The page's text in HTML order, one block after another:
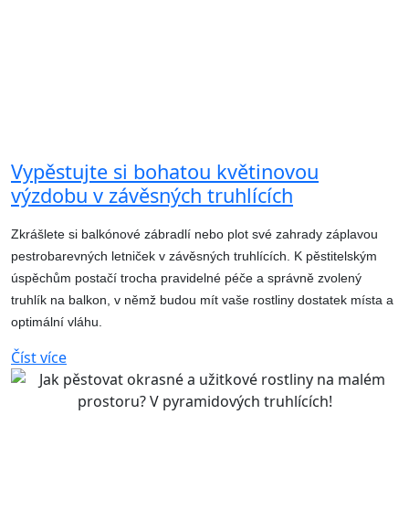
Vypěstujte si bohatou květinovou
výzdobu v závěsných truhlících
Zkrášlete si balkónové zábradlí nebo plot své zahrady záplavou
pestrobarevných letniček v závěsných truhlících. K pěstitelským
úspěchům postačí trocha pravidelné péče a správně zvolený
truhlík na balkon, v němž budou mít vaše rostliny dostatek místa a
optimální vláhu.
Číst více